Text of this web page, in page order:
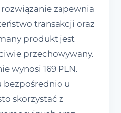
zapewnia
transakcji oraz
produkt jest
przechowywany.
wynosi 169 PLN.
bezpośrednio u
skorzystać z